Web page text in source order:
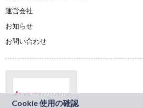
運営会社
お知らせ
お問い合わせ